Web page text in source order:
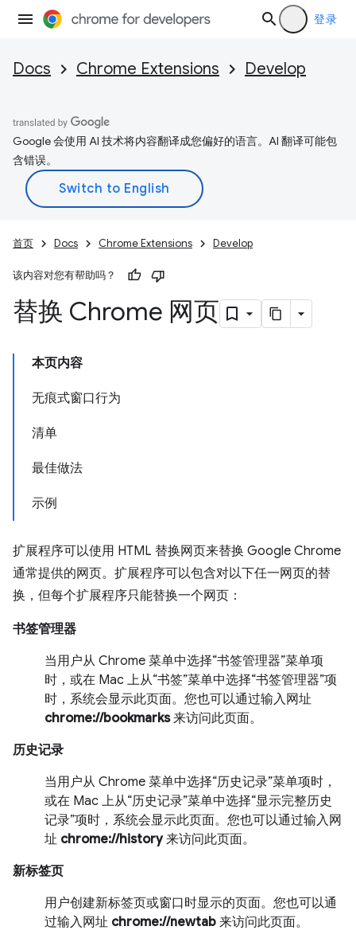
登录
Docs Chrome Extensions Develop
Google 会使用 AI 技术将内容翻译成您偏好的语言。AI 翻译可能包
含错误。
首页 Docs Chrome Extensions Develop
该内容对您有帮助吗？
替换 Chrome 网页
本页内容
无痕式窗口行为
清单
最佳做法
示例
扩展程序可以使用 HTML 替换网页来替换 Google Chrome
通常提供的网页。扩展程序可以包含对以下任一网页的替
换，但每个扩展程序只能替换一个网页：
书签管理器
当用户从 Chrome 菜单中选择“书签管理器”菜单项
时，或在 Mac 上从“书签”菜单中选择“书签管理器”项
时，系统会显示此页面。您也可以通过输入网址
chrome://bookmarks来访问此页面。
历史记录
当用户从 Chrome 菜单中选择“历史记录”菜单项时，
或在 Mac 上从“历史记录”菜单中选择“显示完整历史
记录”项时，系统会显示此页面。您也可以通过输入网
址 chrome://history来访问此页面。
新标签页
用户创建新标签页或窗口时显示的页面。您也可以通
过输入网址 chrome://newtab 来访问此页面。